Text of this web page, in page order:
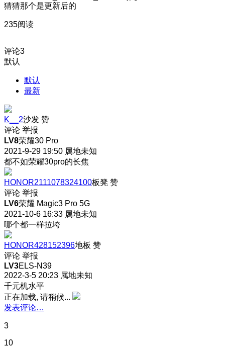
猜猜那个是更新后的
235阅读
评论3
默认
默认
最新
K__2沙发 赞
评论 举报
LV8荣耀30 Pro
2021-9-29 19:50 属地未知
都不如荣耀30pro的长焦
HONOR2111078324100板凳 赞
评论 举报
LV6荣耀 Magic3 Pro 5G
2021-10-6 16:33 属地未知
哪个都一样拉垮
HONOR428152396地板 赞
评论 举报
LV3ELS-N39
2022-3-5 20:23 属地未知
千元机水平
正在加载, 请稍候...
发表评论…
3
10